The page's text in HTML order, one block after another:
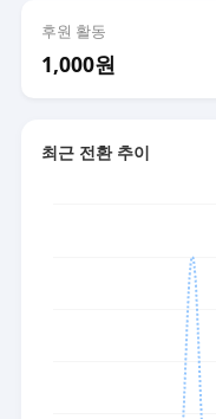
후원 활동
1,000원
최근 전환 추이